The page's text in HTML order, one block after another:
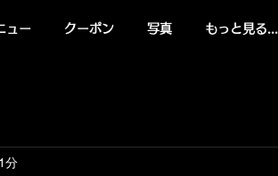
ュー クーポン 写真 もっと見る...
分